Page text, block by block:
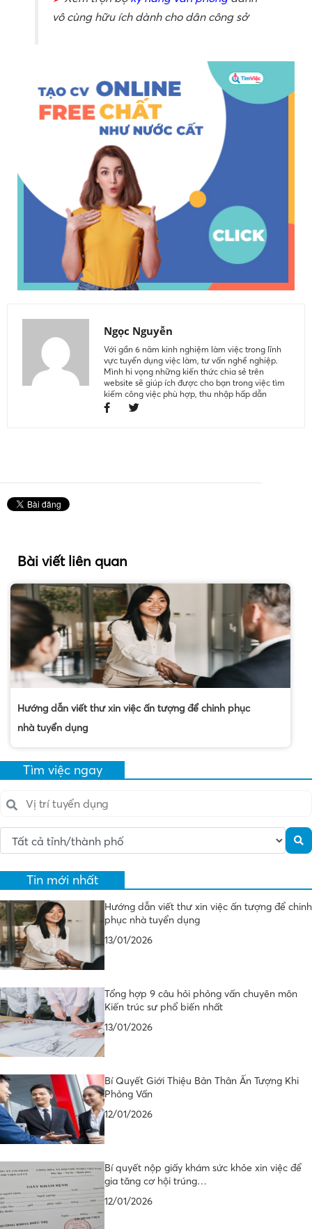
vô cùng hữu ích dành cho dân công sở
Ngọc Nguyễn
Với gần 6 năm kinh nghiệm làm việc trong lĩnh
vực tuyển dụng việc làm, tư vấn nghề nghiệp.
Mình hi vọng những kiến thức chia sẻ trên
website sẽ giúp ích được cho bạn trong việc tìm
kiếm công việc phù hợp, thu nhập hấp dẫn
Bài viết liên quan
Hướng dẫn viết thư xin việc ấn tượng để chinh phục
nhà tuyển dụng
Tìm việc ngay
Tin mới nhất
Hướng dẫn viết thư xin việc ấn tượng để chinh
phục nhà tuyển dụng
13/01/2026
Tổng hợp 9 câu hỏi phỏng vấn chuyên môn
Kiến trúc sư phổ biến nhất
13/01/2026
Bí Quyết Giới Thiệu Bản Thân Ấn Tượng Khi
Phỏng Vấn
12/01/2026
Bí quyết nộp giấy khám sức khỏe xin việc để
gia tăng cơ hội trúng…
12/01/2026